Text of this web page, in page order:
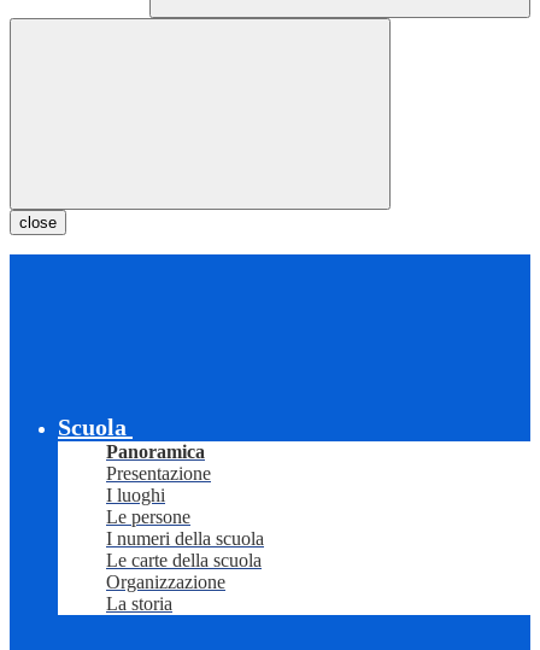
close
Scuola
Panoramica
Presentazione
I luoghi
Le persone
I numeri della scuola
Le carte della scuola
Organizzazione
La storia